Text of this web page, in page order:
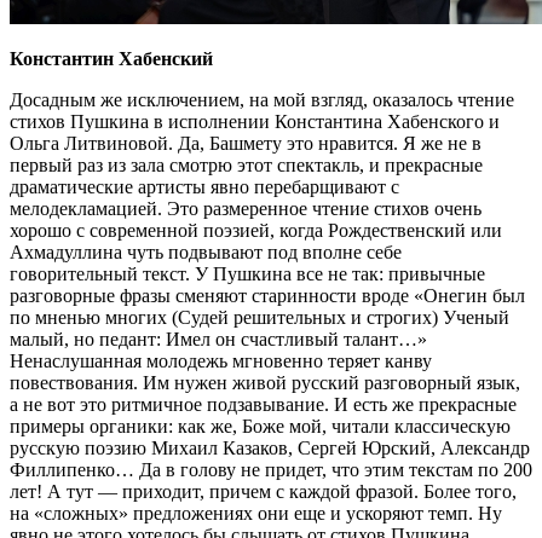
Константин Хабенский
Досадным же исключением, на мой взгляд, оказалось чтение
стихов Пушкина в исполнении Константина Хабенского и
Ольга Литвиновой. Да, Башмету это нравится. Я же не в
первый раз из зала смотрю этот спектакль, и прекрасные
драматические артисты явно перебарщивают с
мелодекламацией. Это размеренное чтение стихов очень
хорошо с современной поэзией, когда Рождественский или
Ахмадуллина чуть подвывают под вполне себе
говорительный текст. У Пушкина все не так: привычные
разговорные фразы сменяют старинности вроде «Онегин был
по мненью многих (Судей решительных и строгих) Ученый
малый, но педант: Имел он счастливый талант…»
Ненаслушанная молодежь мгновенно теряет канву
повествования. Им нужен живой русский разговорный язык,
а не вот это ритмичное подзавывание. И есть же прекрасные
примеры органики: как же, Боже мой, читали классическую
русскую поэзию Михаил Казаков, Сергей Юрский, Александр
Филлипенко… Да в голову не придет, что этим текстам по 200
лет! А тут — приходит, причем с каждой фразой. Более того,
на «сложных» предложениях они еще и ускоряют темп. Ну